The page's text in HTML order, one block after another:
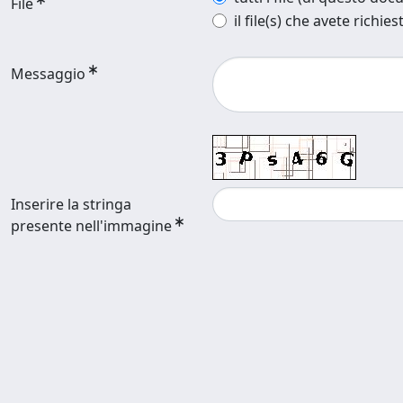
il file(s) che avete
Messaggio
Inserire la stringa
presente nell'immagine